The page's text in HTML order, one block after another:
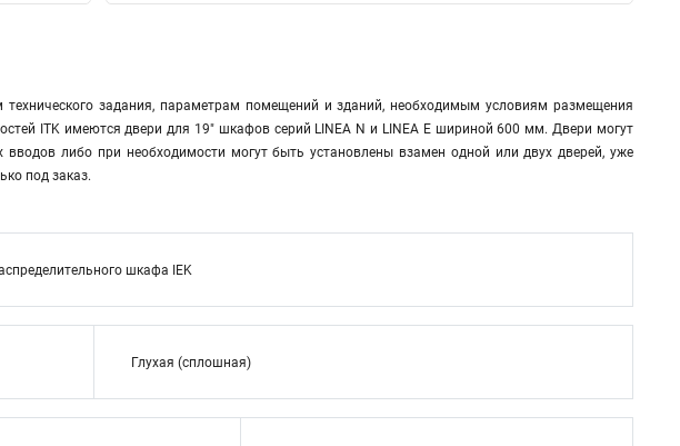
задания, параметрам помещений и зданий, необходимым условиям размещения
ITK имеются двери для 19" шкафов серий LINEA N и LINEA E шириной 600 мм. Двери могут
либо при необходимости могут быть установлены взамен одной или двух дверей, уже
под заказ.
шкафа IEK
Глухая (сплошная)